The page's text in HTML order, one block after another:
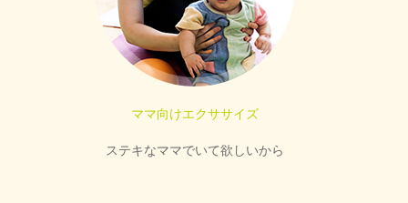
ママ向けエクササイズ
ステキなママでいて欲しいから